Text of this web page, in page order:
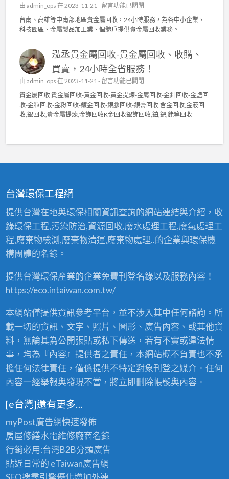
庭
水
電
〉
園
貴
金
收
〉
中
由 admin_ops 在 2023-11-21 - 在
〈
泳
碩
金
屬
回
收
貴
金
屬
2
務
中
留言功能已關閉
台南、高雄等中南部地區貴金屬回收，24小時服務，為各中小企業、
科技園區、金屬製品加工業、個體戶提供貴金屬回收業務。
泓丞貴金屬回收-貴金屬回收、收購、
買賣，24小時全省服務！
由 admin_ops 在 2023-11-21 - 在
〈
泓
丞
貴
回
收
、
收
購
賣
2
小
時
省
服
務
！
〉
留言功能已關閉
貴金屬回收 貴金屬回收-黃金回收-黃金提煉-金屑回收-金針回收-金鹽回
收-金粒回收-金粉回收-鍍金回收-銀膠回收-銀膏回收,含金回收,金液回
收,銀回收,貴金屬提煉,金飾回收K金回收銀飾回收,鉑,鈀,銠等回收
台灣環保工程網
提供台灣在地與環保相關資訊查詢的網站連結與介紹，收
錄環保工程,污染防治,資源回收,廢水處理工程,廢氣處理工
程,廢棄物檢測,廢棄物清運,廢棄物處理..的企業與環保機
構團體的名錄。
提供台灣環保產業的企業免費刊登名錄以及服務內容！
https://eco.intaiwan.com.tw/
本網站僅提供資訊參考平台，並不涉入其中任何諮詢。所
載一切的資訊、文字、照片、圖形、廣告內容、或其他資
料，無論其為公開張貼或私下傳送，若有不實或違法情
事，均為『內容』提供者之責任，本網站概不負責也不承
擔任何法律責任，僅係提供不特定對象刊登之媒介。任何
內容一經舉報與發現不當，將立即刪除帳號與內容。
[e台灣]還有更多…
myPost廣告網快速發佈
房屋修繕水電維修廠商名錄
行銷必用:台灣B2B分類廣告
貼近日常的 eTaiwan廣告網